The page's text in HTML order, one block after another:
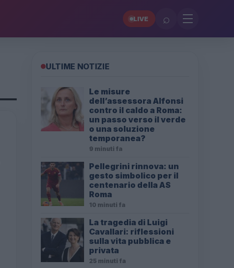
LIVE ⌕
ULTIME NOTIZIE
Le misure
dell’assessora Alfonsi
contro il caldo a Roma:
un passo verso il verde
o una soluzione
temporanea?
9 minuti fa
Pellegrini rinnova: un
gesto simbolico per il
centenario della AS
Roma
10 minuti fa
La tragedia di Luigi
Cavallari: riflessioni
sulla vita pubblica e
privata
25 minuti fa